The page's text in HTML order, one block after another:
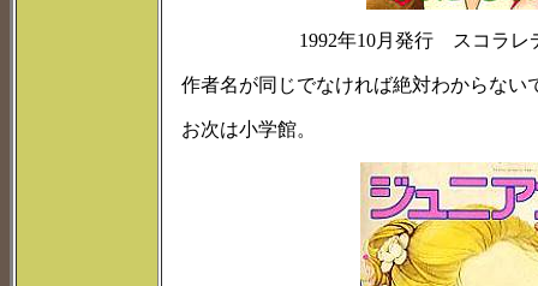
1992年10月発行 スコラレ
作者名が同じでなければ絶対わからない
お次は小学館。